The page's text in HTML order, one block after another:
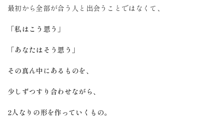
最初から全部が合う人と出会うことではなくて、
「私はこう思う」
「あなたはそう思う」
その真ん中にあるものを、
少しずつすり合わせながら、
2人なりの形を作っていくもの。